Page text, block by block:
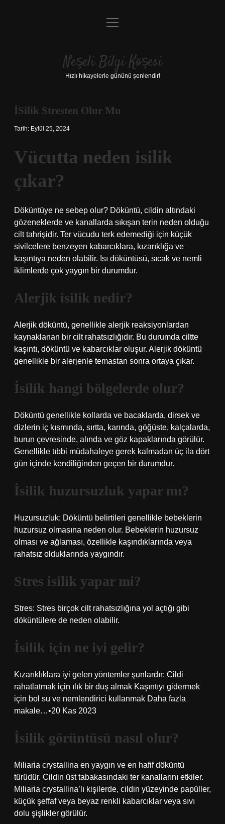
Anasayfa
Yasal Uyarı
menüyü
Neşeli Bilgi Köşesi
Hızlı hikayelerle gününü şenlendir!
İSilik Stresten Olur Mu
Tarih: Eylül 25, 2024
Vücutta neden isilik
çıkar?
Döküntüye ne sebep olur? Döküntü, cildin altındaki
gözeneklerde ve kanallarda sıkışan terin neden olduğu
cilt tahrişidir. Ter vücudu terk edemediği için küçük
sivilcelere benzeyen kabarcıklara, kızarıklığa ve
kaşıntıya neden olabilir. Isı döküntüsü, sıcak ve nemli
iklimlerde çok yaygın bir durumdur.
Alerjik isilik nedir?
Alerjik döküntü, genellikle alerjik reaksiyonlardan
kaynaklanan bir cilt rahatsızlığıdır. Bu durumda ciltte
kaşıntı, döküntü ve kabarcıklar oluşur. Alerjik döküntü
genellikle bir alerjenle temastan sonra ortaya çıkar.
İsilik hangi bölgelerde olur?
Döküntü genellikle kollarda ve bacaklarda, dirsek ve
dizlerin iç kısmında, sırtta, karında, göğüste, kalçalarda,
burun çevresinde, alında ve göz kapaklarında görülür.
Genellikle tıbbi müdahaleye gerek kalmadan üç ila dört
gün içinde kendiliğinden geçen bir durumdur.
İsilik huzursuzluk yapar mı?
Huzursuzluk: Döküntü belirtileri genellikle bebeklerin
huzursuz olmasına neden olur. Bebeklerin huzursuz
olması ve ağlaması, özellikle kaşındıklarında veya
rahatsız olduklarında yaygındır.
Stres isilik yapar mi?
Stres: Stres birçok cilt rahatsızlığına yol açtığı gibi
döküntülere de neden olabilir.
İsilik için ne iyi gelir?
Kızarıklıklara iyi gelen yöntemler şunlardır: Cildi
rahatlatmak için ılık bir duş almak Kaşıntıyı gidermek
için bol su ve nemlendirici kullanmak Daha fazla
makale…•20 Kas 2023
İsilik görüntüsü nasıl olur?
Miliaria crystallina en yaygın ve en hafif döküntü
türüdür. Cildin üst tabakasındaki ter kanallarını etkiler.
Miliaria crystallina’lı kişilerde, cildin yüzeyinde papüller,
küçük şeffaf veya beyaz renkli kabarcıklar veya sıvı
dolu şişlikler görülür.